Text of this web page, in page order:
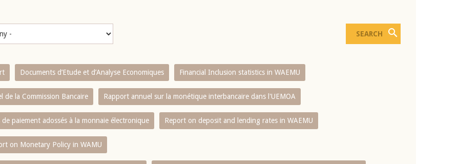
Documents d’Etude et d’Analyse Economiques Financial Inclusion statistics in WAEMU
de la Commission Bancaire Rapport annuel sur la monétique interbancaire dans l'UEMOA
paiement adossés à la monnaie électronique Report on deposit and lending rates in WAEMU
on Monetary Policy in WAMU